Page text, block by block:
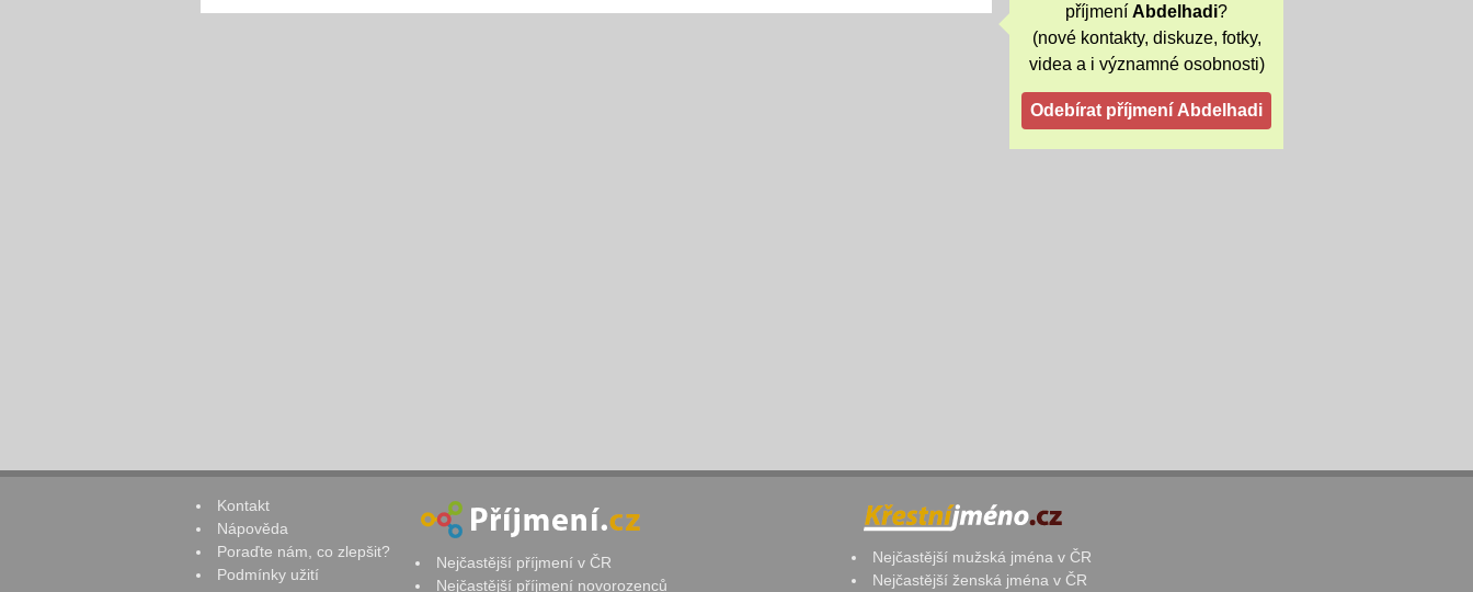
příjmení Abdelhadi?
(nové kontakty, diskuze, fotky,
videa a i významné osobnosti)
Kontakt
Nápověda
Poraďte nám, co zlepšit?
Podmínky užití
Nejčastější příjmení v ČR
Nejčastější příjmení novorozenců
Nejčastější mužská jména v ČR
Nejčastější ženská jména v ČR